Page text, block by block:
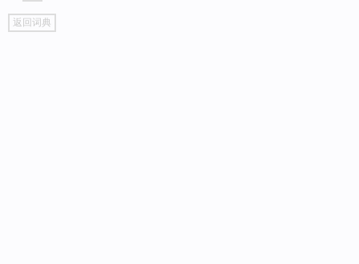
go
top
返回词典